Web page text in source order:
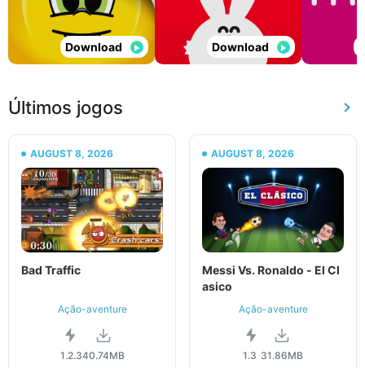
Download Download
Últimos jogos
AUGUST 8, 2026
Bad Traffic
Ação-aventure
1.2.340.74MB
AUGUST 8, 2026
Messi Vs. Ronaldo - El Cl
asico
Ação-aventure
1.3 31.86MB